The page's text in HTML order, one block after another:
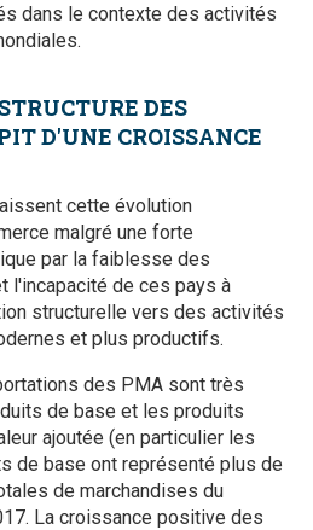
dans le contexte des activités
DES
D'UNE CROISSANCE
cette évolution
malgré une forte
par la faiblesse des
l'incapacité de ces pays à
structurelle vers des activités
et plus productifs.
des PMA sont très
de base et les produits
ajoutée (en particulier les
de base ont représenté plus de
de marchandises du
La croissance positive des